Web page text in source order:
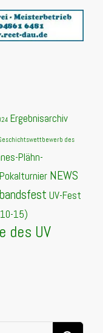
Ergebnisarchiv
des
Plähn-
NEWS
UV-Fest
15)
des UV